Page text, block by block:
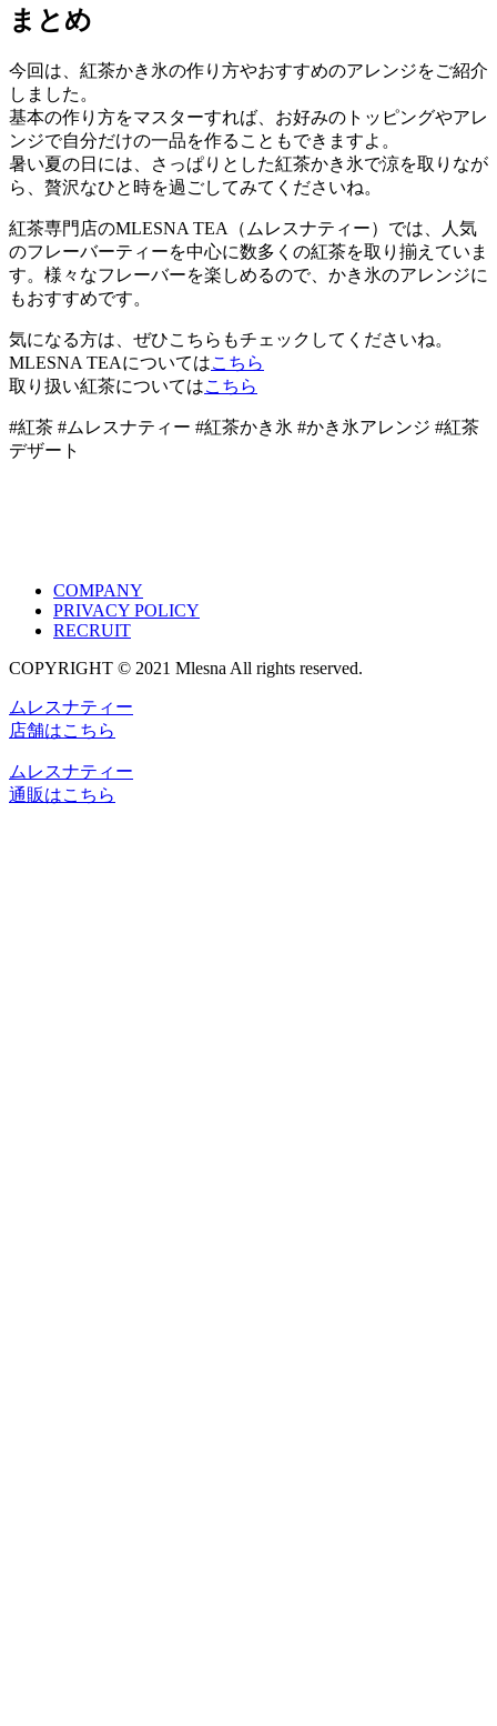
まとめ
今回は、紅茶かき氷の作り方やおすすめのアレンジをご紹介
しました。
基本の作り方をマスターすれば、お好みのトッピングやアレ
ンジで自分だけの一品を作ることもできますよ。
暑い夏の日には、さっぱりとした紅茶かき氷で涼を取りなが
ら、贅沢なひと時を過ごしてみてくださいね。
紅茶専門店のMLESNA TEA（ムレスナティー）では、人気
のフレーバーティーを中心に数多くの紅茶を取り揃えていま
す。様々なフレーバーを楽しめるので、かき氷のアレンジに
もおすすめです。
気になる方は、ぜひこちらもチェックしてくださいね。
MLESNA TEAについてはこちら
取り扱い紅茶についてはこちら
#紅茶 #ムレスナティー #紅茶かき氷 #かき氷アレンジ #紅茶
デザート
COMPANY
PRIVACY POLICY
RECRUIT
COPYRIGHT © 2021 Mlesna All rights reserved.
ムレスナティー
店舗はこちら
ムレスナティー
通販はこちら